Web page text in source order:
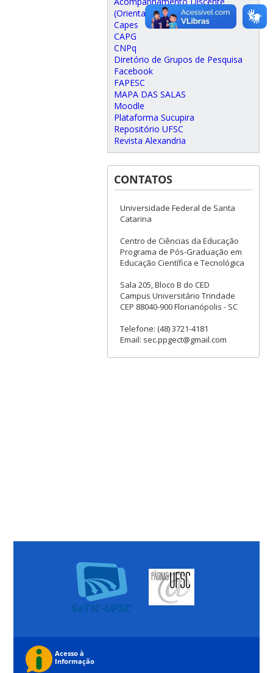
(Orientadores)
Capes
CAPG
CNPq
Diretório de Grupos de Pesquisa
Facebook
FAPESC
MAPA DAS SALAS
Moodle
Plataforma Sucupira
Repositório UFSC
Revista Alexandria
CONTATOS
Universidade Federal de Santa
Catarina
Centro de Ciências da Educação
Programa de Pós-Graduação em
Educação Científica e Tecnológica
Sala 205, Bloco B do CED
Campus Universitário Trindade
CEP 88040-900 Florianópolis - SC
Telefone: (48) 3721-4181
Email: sec.ppgect@gmail.com